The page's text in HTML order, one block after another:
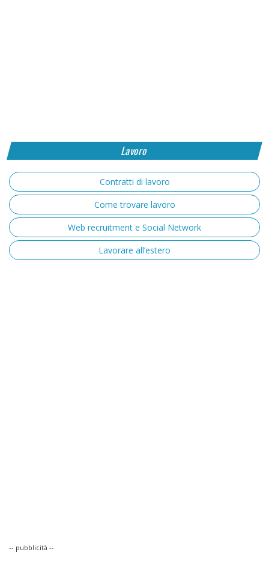
Lavoro
Contratti di lavoro
Come trovare lavoro
Web recruitment e Social Network
Lavorare all’estero
-- pubblicità --